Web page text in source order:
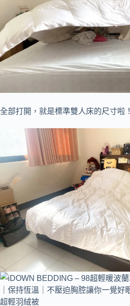
全部打開，就是標準雙人床的尺寸啦！